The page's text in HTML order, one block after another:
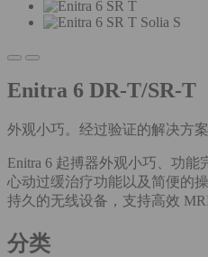
Enitra 6 DR-T/SR-T
外观小巧。经过验证的解决方案
Enitra 6 起搏器外观小巧、功
心动过缓治疗功能以及简便的
持久的无线设备，支持高效
分类